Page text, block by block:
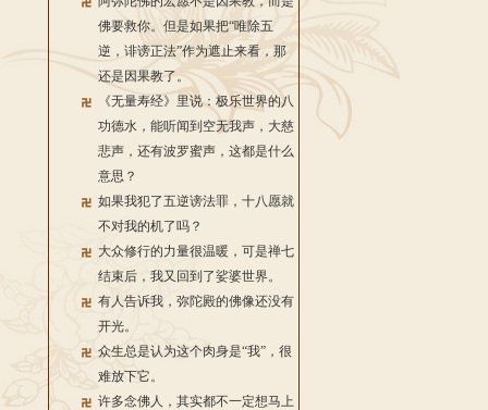
佛要救你。但是如果把“唯除五
逆，诽谤正法”作为遮止来看，那
还是因果教了。
《无量寿经》里说：极乐世界的八
功德水，能听闻到空无我声，大慈
悲声，还有波罗蜜声，这都是什么
意思？
如果我犯了五逆谤法罪，十八愿就
不对我的机了吗？
大众修行的力量很温暖，可是禅七
结束后，我又回到了娑婆世界。
有人告诉我，弥陀殿的佛像还没有
开光。
众生总是认为这个肉身是“我”，很
难放下它。
许多念佛人，其实都不一定想马上